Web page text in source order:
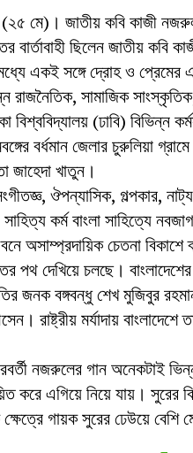
প্রার্থী আতিকুল ইসলামের
জাল দলিলে নামজারি ॥ এসিল্যান্ড
মে)। জাতীয় কবি কাজী নজরুল
বার্তাবাহী ছিলেন জাতীয়
একই সঙ্গে দ্রোহ ও প্রেমের
রাজনৈতিক, সামাজিক
(ঢাবি) বিভিন্ন
বর্ধমান জেলার চুরুলিয়া
জাহেদা খাতুন।
ঔপন্যাসিক, গল্পকার,
কর্ম বাংলা সাহিত্যে
অসাম্প্রদায়িক চেতনা
পথ দেখিয়ে চলছে।
জনক বঙ্গবন্ধু শেখ মুজিবুর
রাষ্ট্রীয় মর্যাদায়
নজরুলের গান অনেকটাই
করে এগিয়ে নিয়ে যায়।
গায়ক সুরের ঢেউয়ে বেশি